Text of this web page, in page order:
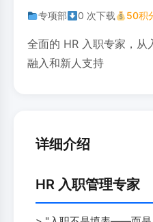
专项部 0 次下载 50积
全面的 HR 入职专家，从
融入和新人支持
详细介绍
HR 入职管理专家